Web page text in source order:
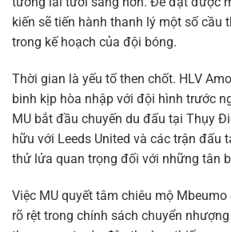
kiến sẽ tiến hành thanh lý một số cầu
trong kế hoạch của đội bóng.
Thời gian là yếu tố then chốt. HLV
binh kịp hòa nhập với đội hình trước
MU bắt đầu chuyến du đấu tại Thụy
hữu với Leeds United và các trận đấu
thử lửa quan trọng đối với những tân
Việc MU quyết tâm chiêu mộ
rõ rệt trong chính sách chuyển